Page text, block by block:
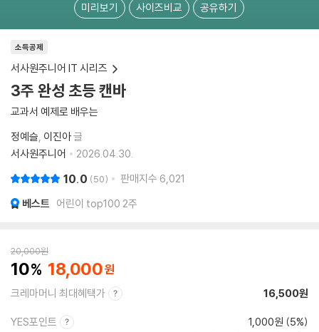
미리보기 사이즈비교 공유하기
소득공제
서사원주니어 IT 시리즈
3주 완성 초등 캔바
교과서 예제로 배우는
정예슬 이진아글
서사원주니어
2026.04.30.
10.0 50 판매지수 6,021
베스트 어린이 top100 2주
20,000원
10 18,000
크레마머니 최대혜택가 16,500원
YES포인트 1,000원 (5%)